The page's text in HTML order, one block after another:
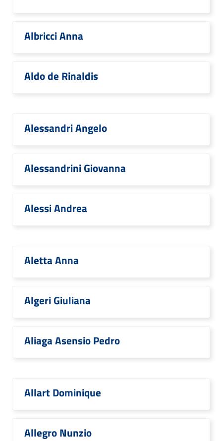
Albricci Anna
Aldo de Rinaldis
Alessandri Angelo
Alessandrini Giovanna
Alessi Andrea
Aletta Anna
Algeri Giuliana
Aliaga Asensio Pedro
Allart Dominique
Allegro Nunzio